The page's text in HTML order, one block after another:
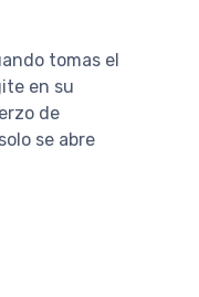
tomas el
en su
de
se abre